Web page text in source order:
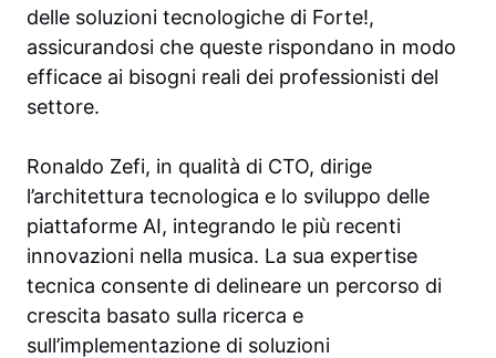
delle soluzioni tecnologiche di Forte!,
assicurandosi che queste rispondano in modo
efficace ai bisogni reali dei professionisti del
settore.
Ronaldo Zefi, in qualità di CTO, dirige
l’architettura tecnologica e lo sviluppo delle
piattaforme AI, integrando le più recenti
innovazioni nella musica. La sua expertise
tecnica consente di delineare un percorso di
crescita basato sulla ricerca e
sull’implementazione di soluzioni